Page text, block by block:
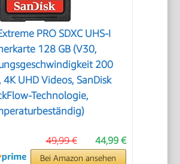
PRO SDXC UHS-I
128 GB (V30,
200
4K UHD Videos, SanDisk
Technologie,
44,99 €
49,99 €
Bei Amazon ansehen